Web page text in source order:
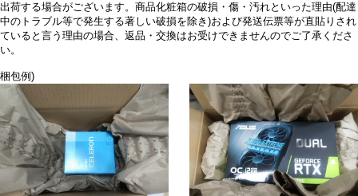
出荷する場合がございます。商品化粧箱の破損・傷・汚れといった理由(配達
中のトラブル等で発生する著しい破損を除き)および発送伝票等が直貼りされ
ていると言う理由の場合、返品・交換はお受けできませんのでご了承くださ
い。
梱包例)